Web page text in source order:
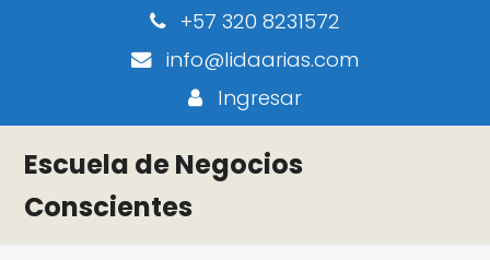
+57 320 8231572
info@lidaarias.com
Ingresar
Escuela de Negocios
Conscientes